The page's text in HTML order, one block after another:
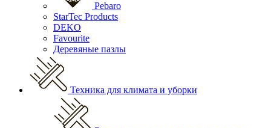
Pebaro
StarTec Products
DEKO
Favourite
Деревяные пазлы
Техника для климата и уборки